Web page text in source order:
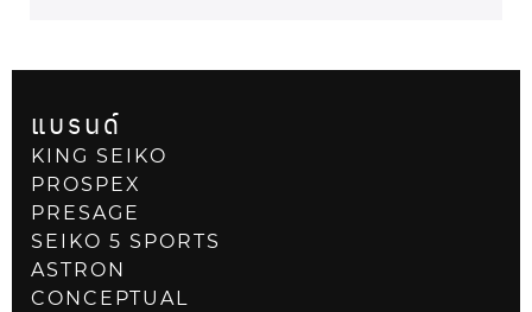
แบรนด์
KING SEIKO
PROSPEX
PRESAGE
SEIKO 5 SPORTS
ASTRON
CONCEPTUAL